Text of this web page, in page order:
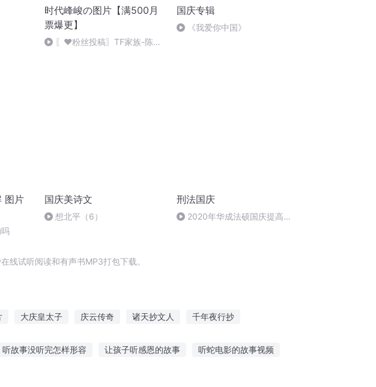
时代峰峻の图片【满500月
票爆更】
〖❤️粉丝投稿〗TF家族-陈思
国庆专辑
《我爱你中国》
图片
国庆美诗文
想北平（6）
刑法国庆
2020年华成法硕国庆提高班
线试听阅读和有声书MP3打包下载。
大庆皇太子 庆云传奇 诸天抄文人 千年夜行抄
听故事没听完怎样形容 让孩子听感恩的故事 听蛇电影的故事视频